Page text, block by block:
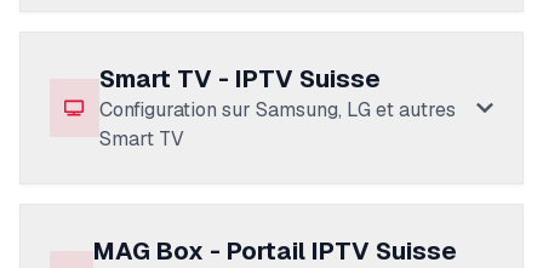
Smart TV - IPTV Suisse
Configuration sur Samsung, LG et autres
Smart TV
MAG Box - Portail IPTV Suisse